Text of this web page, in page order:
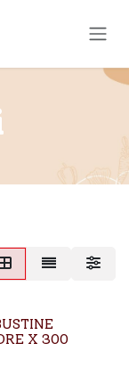
X 300